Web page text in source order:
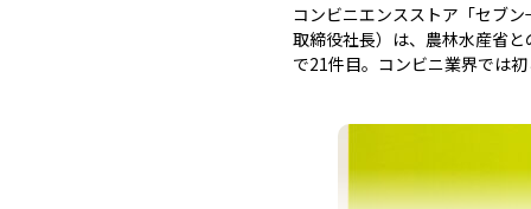
コンビニエンスストア「セブ
取締役社長）は、農林水産省
で21件目。コンビニ業界では